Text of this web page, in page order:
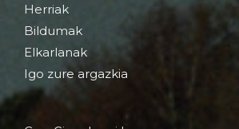
Herriak
Bildumak
Elkarlanak
Igo zure argazkia